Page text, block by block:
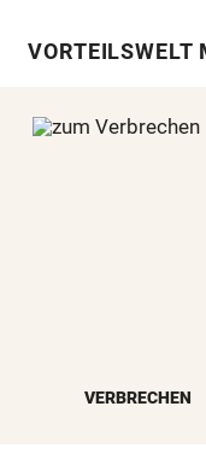
VORTEILSWELT
VERBRECHEN